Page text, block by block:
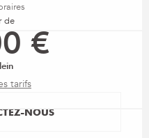
de
€
tarifs
NOUS